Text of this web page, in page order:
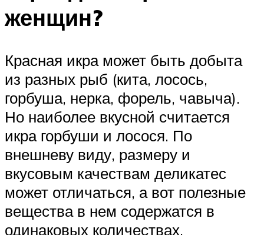
женщин?
Красная икра может быть добыта
из разных рыб (кита, лосось,
горбуша, нерка, форель, чавыча).
Но наиболее вкусной считается
икра горбуши и лосося. По
внешневу виду, размеру и
вкусовым качествам деликатес
может отличаться, а вот полезные
вещества в нем содержатся в
одинаковых количествах.